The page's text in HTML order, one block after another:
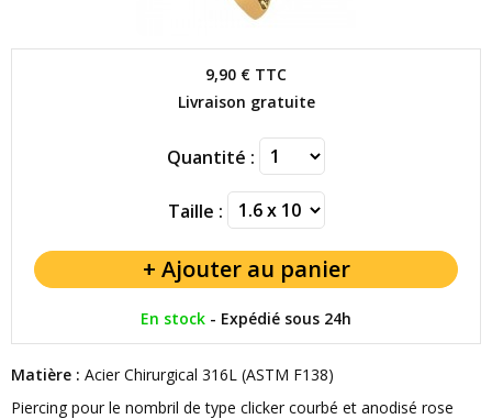
9,90 € TTC
Livraison gratuite
Quantité :
Taille :
En stock - Expédié sous 24h
Matière : Acier Chirurgical 316L (ASTM F138)
Piercing pour le nombril de type clicker courbé et anodisé rose